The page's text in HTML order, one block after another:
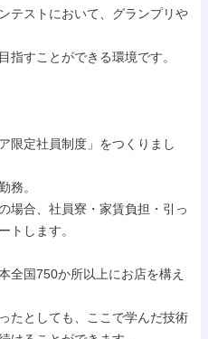
テストにおいて、グランプリや
指すことができる環境です。
限定社員制度」をつくりまし
務。
場合、社員寮・家賃負担・引っ
トします。
全国750か所以上にお店を構え
たとしても、ここで学んだ技術